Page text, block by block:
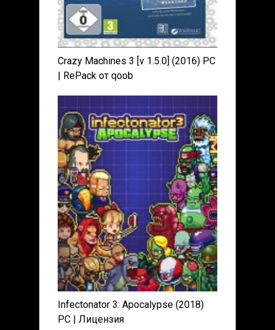
Crazy Machines 3 [v 1.5.0] (2016) PC
| RePack от qoob
Infectonator 3: Apocalypse (2018)
PC | Лицензия